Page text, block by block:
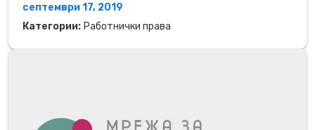
септември 17, 2019
Категории: Работнички права